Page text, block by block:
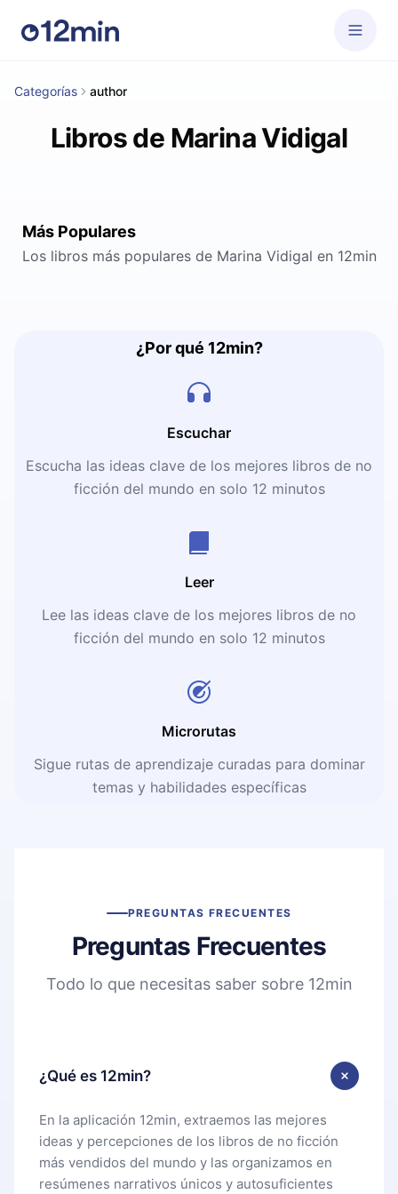
Categorías author
Libros de Marina Vidigal
Más Populares
Los libros más populares de Marina Vidigal en 12min
¿Por qué 12min?
Escuchar
Escucha las ideas clave de los mejores libros de no
ficción del mundo en solo 12 minutos
Leer
Lee las ideas clave de los mejores libros de no
ficción del mundo en solo 12 minutos
Microrutas
Sigue rutas de aprendizaje curadas para dominar
temas y habilidades específicas
PREGUNTAS FRECUENTES
Preguntas Frecuentes
Todo lo que necesitas saber sobre 12min
¿Qué es 12min?
En la aplicación 12min, extraemos las mejores
ideas y percepciones de los libros de no ficción
más vendidos del mundo y las organizamos en
resúmenes narrativos únicos y autosuficientes